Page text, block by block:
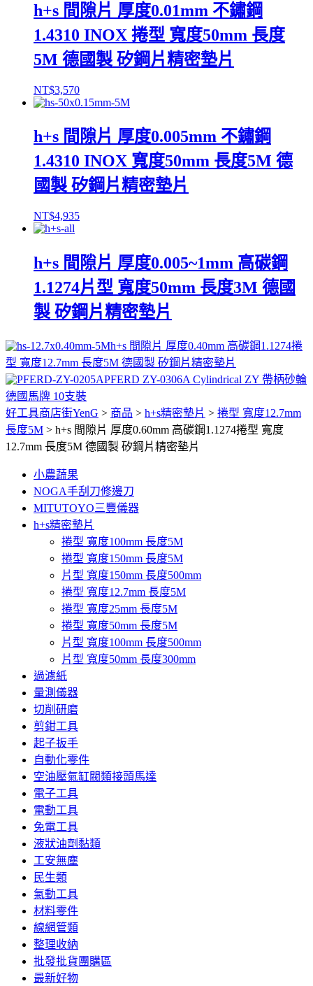
h+s 間隙片 厚度0.01mm 不鏽鋼
1.4310 INOX 捲型 寬度50mm 長度
5M 德國製 矽鋼片精密墊片
NT$3,570
h+s 間隙片 厚度0.005mm 不鏽鋼
1.4310 INOX 寬度50mm 長度5M 德
國製 矽鋼片精密墊片
NT$4,935
h+s 間隙片 厚度0.005~1mm 高碳鋼
1.1274片型 寬度50mm 長度3M 德國
製 矽鋼片精密墊片
h+s 間隙片 厚度0.40mm 高碳鋼1.1274捲
型 寬度12.7mm 長度5M 德國製 矽鋼片精密墊片
PFERD ZY-0306A Cylindrical ZY 帶柄砂輪
德國馬牌 10支裝
好工具商店街YenG > 商品 > h+s精密墊片 > 捲型 寬度12.7mm
長度5M > h+s 間隙片 厚度0.60mm 高碳鋼1.1274捲型 寬度
12.7mm 長度5M 德國製 矽鋼片精密墊片
小農蔬果
NOGA手刮刀修邊刀
MITUTOYO三豐儀器
h+s精密墊片
捲型 寬度100mm 長度5M
捲型 寬度150mm 長度5M
片型 寬度150mm 長度500mm
捲型 寬度12.7mm 長度5M
捲型 寬度25mm 長度5M
捲型 寬度50mm 長度5M
片型 寬度100mm 長度500mm
片型 寬度50mm 長度300mm
過濾紙
量測儀器
切削研磨
剪鉗工具
起子扳手
自動化零件
空油壓氣缸閥類接頭馬達
電子工具
電動工具
免電工具
液狀油劑黏類
工安無塵
民生類
氣動工具
材料零件
線網管類
整理收納
批發批貨團購區
最新好物